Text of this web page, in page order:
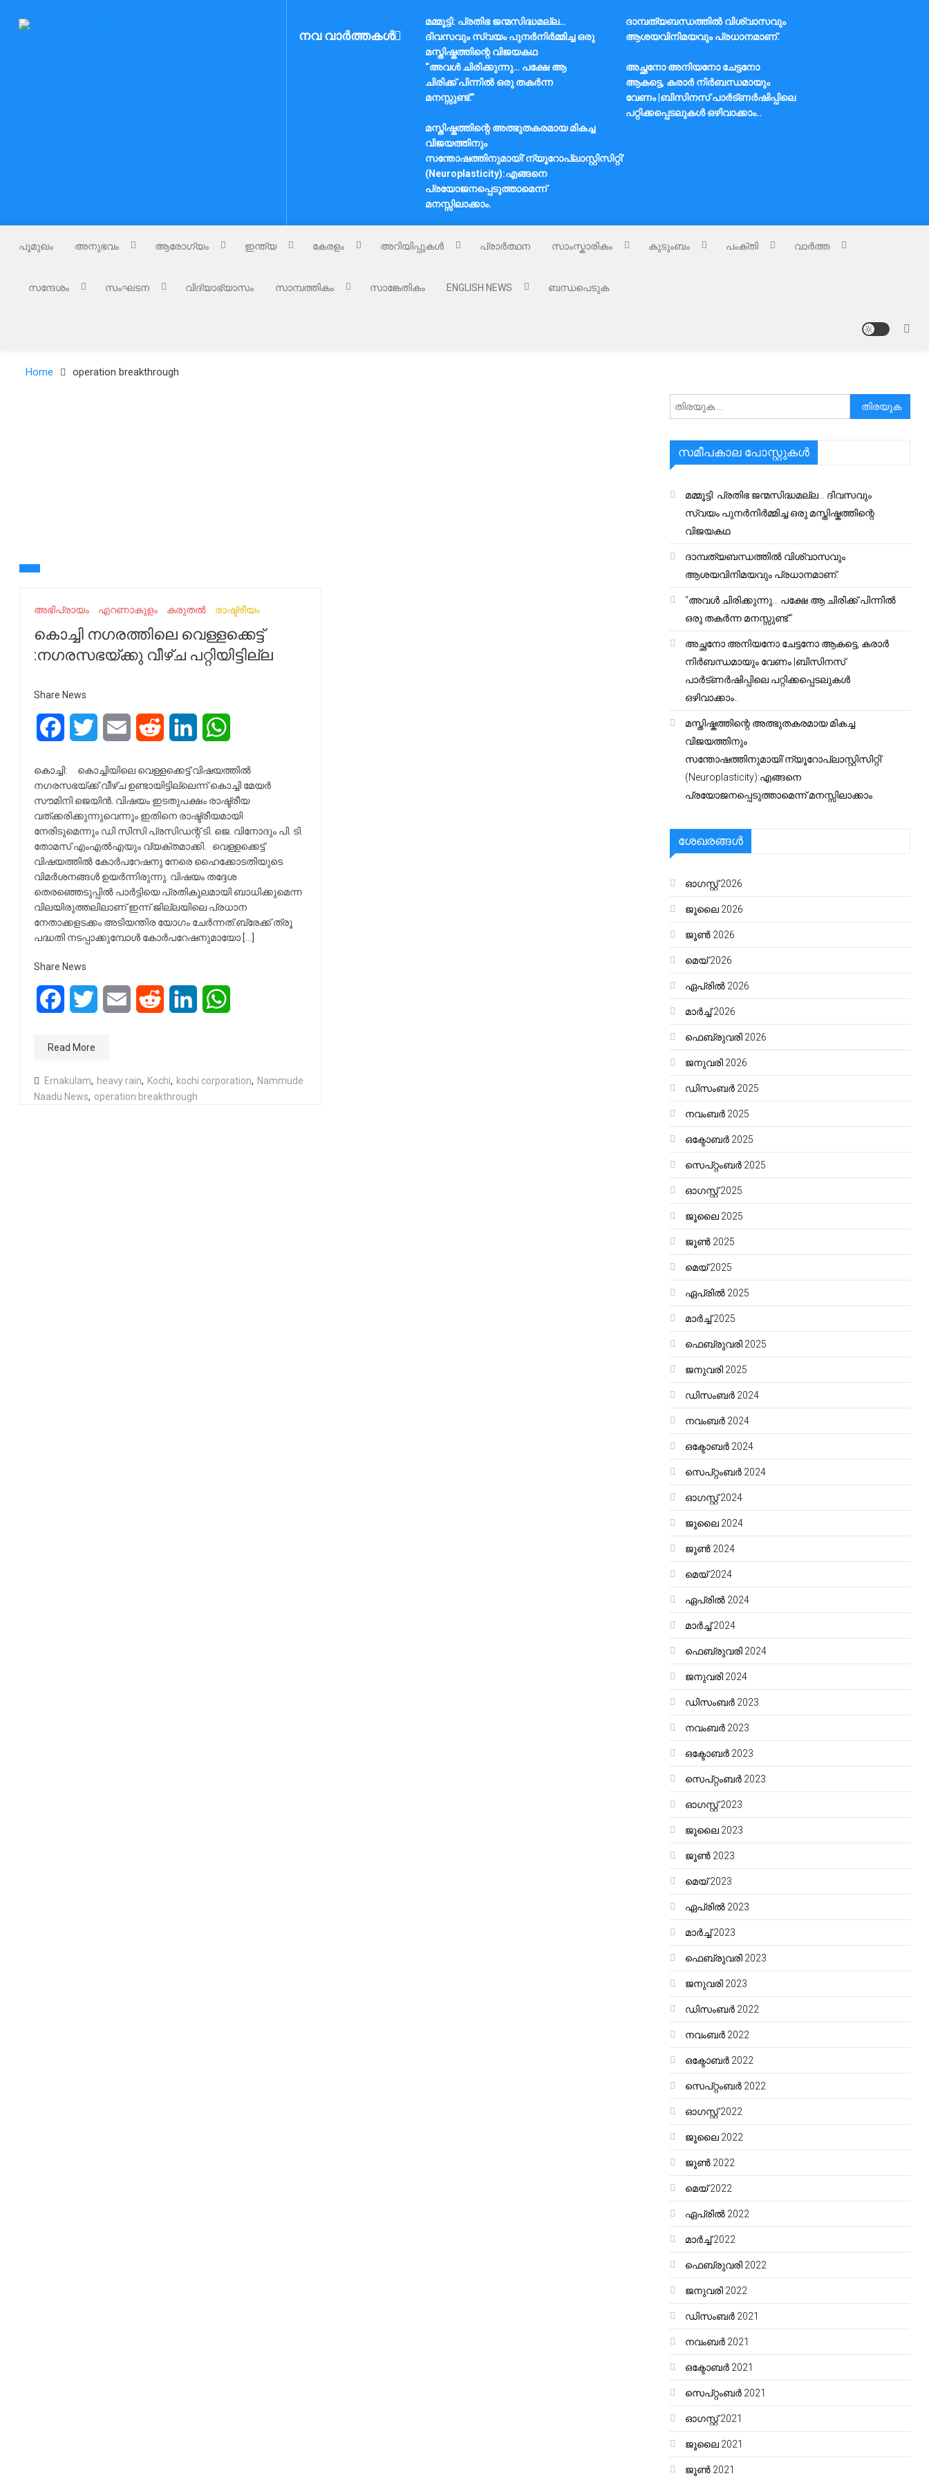
Nammude Naadu നവ വാർത്തകൾ
മമ്മൂട്ടി: പ്രതിഭ ജന്മസിദ്ധമല്ല…
ദിവസവും സ്വയം പുനർനിർമ്മിച്ച ഒരു
മസ്തിഷ്കത്തിന്റെ വിജയകഥ
ദാമ്പത്യബന്ധത്തിൽ വിശ്വാസവും
ആശയവിനിമയവും പ്രധാനമാണ്.
“അവൾ ചിരിക്കുന്നു… പക്ഷേ ആ
ചിരിക്ക് പിന്നിൽ ഒരു തകർന്ന
മനസ്സുണ്ട്.”
അച്ഛനോ അനിയനോ ചേട്ടനോ
ആകട്ടെ, കരാർ നിർബന്ധമായും
വേണം |ബിസിനസ് പാർട്ണർഷിപ്പിലെ
പറ്റിക്കപ്പെടലുകൾ ഒഴിവാക്കാം..
മസ്തിഷ്കത്തിന്റെ അത്ഭുതകരമായ മികച്ച
വിജയത്തിനും
സന്തോഷത്തിനുമായി’ന്യൂറോപ്ലാസ്റ്റിസിറ്റി’
(Neuroplasticity):എങ്ങനെ
പ്രയോജനപ്പെടുത്താമെന്ന്
മനസ്സിലാക്കാം.
പൂമുഖം അനുഭവം ആരോഗ്യം ഇന്ത്യ കേരളം അറിയിപ്പുകൾ പ്രാർത്ഥന സാംസ്കാരികം കുടുംബം പംക്തി വാർത്ത
സന്ദേശം സംഘടന വിദ്യാഭ്യാസം സാമ്പത്തികം സാങ്കേതികം ENGLISH NEWS ബന്ധപെടുക
Home operation breakthrough
അഭിപ്രായം എറണാകുളം കരുതൽ രാഷ്ട്രീയം
കൊച്ചി നഗരത്തിലെ വെള്ളക്കെട്ട്
:നഗരസഭയ്ക്കു വീഴ്ച പറ്റിയിട്ടില്ല
Share News
FacebookTwitter Email Reddit LinkedIn
കൊച്ചി: കൊച്ചിയിലെ വെള്ളക്കെട്ട് വിഷയത്തില്‍
നഗരസഭയ്ക്ക് വീഴ്ച ഉണ്ടായിട്ടില്ലെന്ന് കൊച്ചി മേയര്‍
സൗമിനി ജെയിന്‍. വിഷയം ഇടതുപക്ഷം രാഷ്ട്രീയ
വത്ക്കരിക്കുന്നുവെന്നും ഇതിനെ രാഷ്ട്രീയമായി
നേരിടുമെന്നും ഡി സിസി പ്രസിഡന്റ് ടി. ജെ. വിനോദും പി. ടി.
തോമസ് എംഎല്‍എയും വ്യക്തമാക്കി. വെള്ളക്കെട്ട്
വിഷയത്തില്‍ കോര്‍പറേഷനു നേരെ ഹൈക്കോടതിയുടെ
വിമര്‍ശനങ്ങള്‍ ഉയര്‍ന്നിരുന്നു. വിഷയം തദ്ദേശ
തെരഞ്ഞെടുപ്പില്‍ പാര്‍ട്ടിയെ പ്രതികൂലമായി ബാധിക്കുമെന്ന
വിലയിരുത്തലിലാണ് ഇന്ന് ജില്ലയിലെ പ്രധാന
നേതാക്കളടക്കം അടിയന്തിര യോഗം ചേര്‍ന്നത്.ബ്രേക്ക് ത്രൂ
പദ്ധതി നടപ്പാക്കുമ്പോള്‍ കോര്‍പറേഷനുമായോ […]
Share News
FacebookTwitter Email Reddit LinkedIn
Read More
Ernakulam, heavy rain, Kochi, kochi corporation, Nammude
Naadu News, operation breakthrough
അനേഷിക്കുക
സമീപകാല പോസ്റ്റുകൾ
മമ്മൂട്ടി: പ്രതിഭ ജന്മസിദ്ധമല്ല… ദിവസവും
സ്വയം പുനർനിർമ്മിച്ച ഒരു മസ്തിഷ്കത്തിന്റെ
വിജയകഥ
ദാമ്പത്യബന്ധത്തിൽ വിശ്വാസവും
ആശയവിനിമയവും പ്രധാനമാണ്.
“അവൾ ചിരിക്കുന്നു… പക്ഷേ ആ ചിരിക്ക് പിന്നിൽ
ഒരു തകർന്ന മനസ്സുണ്ട്.”
അച്ഛനോ അനിയനോ ചേട്ടനോ ആകട്ടെ, കരാർ
നിർബന്ധമായും വേണം |ബിസിനസ്
പാർട്ണർഷിപ്പിലെ പറ്റിക്കപ്പെടലുകൾ
ഒഴിവാക്കാം..
മസ്തിഷ്കത്തിന്റെ അത്ഭുതകരമായ മികച്ച
വിജയത്തിനും
സന്തോഷത്തിനുമായി’ന്യൂറോപ്ലാസ്റ്റിസിറ്റി’
(Neuroplasticity):എങ്ങനെ
പ്രയോജനപ്പെടുത്താമെന്ന് മനസ്സിലാക്കാം.
ശേഖരങ്ങൾ
ഓഗസ്റ്റ്‌ 2026
ജൂലൈ 2026
ജൂൺ 2026
മെയ്‌ 2026
ഏപ്രിൽ 2026
മാർച്ച്‌ 2026
ഫെബ്രുവരി 2026
ജനുവരി 2026
ഡിസംബർ 2025
നവംബർ 2025
ഒക്ടോബർ 2025
സെപ്റ്റംബർ 2025
ഓഗസ്റ്റ്‌ 2025
ജൂലൈ 2025
ജൂൺ 2025
മെയ്‌ 2025
ഏപ്രിൽ 2025
മാർച്ച്‌ 2025
ഫെബ്രുവരി 2025
ജനുവരി 2025
ഡിസംബർ 2024
നവംബർ 2024
ഒക്ടോബർ 2024
സെപ്റ്റംബർ 2024
ഓഗസ്റ്റ്‌ 2024
ജൂലൈ 2024
ജൂൺ 2024
മെയ്‌ 2024
ഏപ്രിൽ 2024
മാർച്ച്‌ 2024
ഫെബ്രുവരി 2024
ജനുവരി 2024
ഡിസംബർ 2023
നവംബർ 2023
ഒക്ടോബർ 2023
സെപ്റ്റംബർ 2023
ഓഗസ്റ്റ്‌ 2023
ജൂലൈ 2023
ജൂൺ 2023
മെയ്‌ 2023
ഏപ്രിൽ 2023
മാർച്ച്‌ 2023
ഫെബ്രുവരി 2023
ജനുവരി 2023
ഡിസംബർ 2022
നവംബർ 2022
ഒക്ടോബർ 2022
സെപ്റ്റംബർ 2022
ഓഗസ്റ്റ്‌ 2022
ജൂലൈ 2022
ജൂൺ 2022
മെയ്‌ 2022
ഏപ്രിൽ 2022
മാർച്ച്‌ 2022
ഫെബ്രുവരി 2022
ജനുവരി 2022
ഡിസംബർ 2021
നവംബർ 2021
ഒക്ടോബർ 2021
സെപ്റ്റംബർ 2021
ഓഗസ്റ്റ്‌ 2021
ജൂലൈ 2021
ജൂൺ 2021